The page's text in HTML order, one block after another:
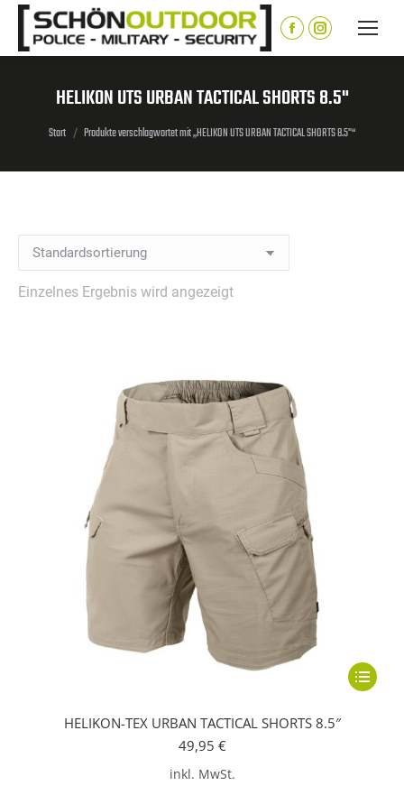
springen
Facebook
page
in
new
Instagram
page
in
new
HELIKON UTS URBAN TACTICAL SHORTS 8.5"
Sie befinden sich hier:
Start Produkte verschlagwortet mit „HELIKON UTS URBAN TACTICAL SHORTS 8.5"“
Einzelnes Ergebnis wird angezeigt
Dieses
HELIKON-TEX URBAN TACTICAL SHORTS 8.5″
49,95 €
inkl. MwSt.